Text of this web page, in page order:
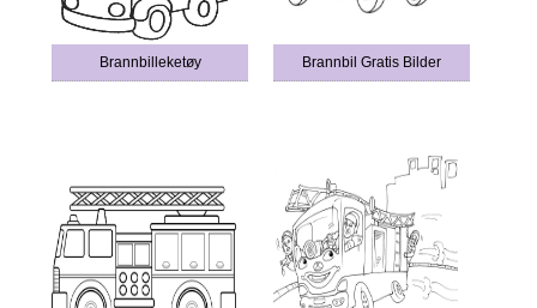
Brannbilleketøy Brannbil Gratis Bilder